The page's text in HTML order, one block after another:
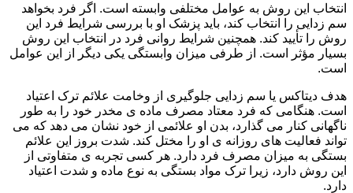
انتخاب این روش به عوامل مختلفی وابسته است. اگر فرد بخواهد
سم زدایی را انتخاب کند، باید پزشک او با بررسی شرایط فرد این
روش را تأیید کند. همچنین شرایط روانی فرد در انتخاب این روش
بسیار مؤثر است. از طرفی میزان وابستگی یکی دیگر از این عوامل
است.
هدف دیتاکس یا سم زدایی جلوگیری از وخامت علائم ترک اعتیاد
است. هنگامی که فرد معتاد مصرف ماده ی مخدر خود را به طور
ناگهانی کنار می گذارد، بدن او علائمی از خود نشان می دهد که می
تواند فعالیت های روزانه ی او را مختل کند. شدت بروز این علائم
بستگی به میزان مصرف فرد دارد. هر کسی تجربه ی متفاوتی از
این روش دارد، زیرا ترک مواد بستگی به نوع ماده و شدت اعتیاد
دارد.